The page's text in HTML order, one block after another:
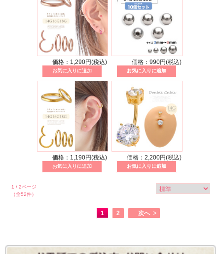
価格：1,290円(税込) 価格：990円(税込)
価格：1,190円(税込) 価格：2,200円(税込)
1 / 2ページ
（全52件）
1 2 次へ